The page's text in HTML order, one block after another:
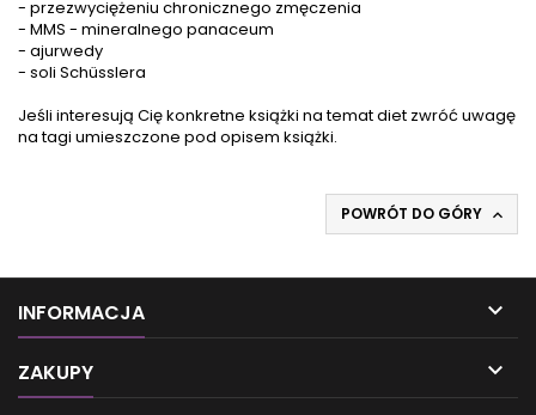
- przezwyciężeniu chronicznego zmęczenia
- MMS - mineralnego panaceum
- ajurwedy
- soli Schüsslera
Jeśli interesują Cię konkretne książki na temat diet zwróć uwagę
na tagi umieszczone pod opisem książki.
POWRÓT DO GÓRY 
INFORMACJA 
ZAKUPY 